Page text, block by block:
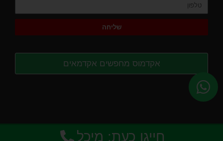
חייגו כעת: מיכל
שליחה
אקדמוס מחפשים אקדמאים
נבנה על ידיבולדר שיווק דיגיטלי לעסקים© 2026